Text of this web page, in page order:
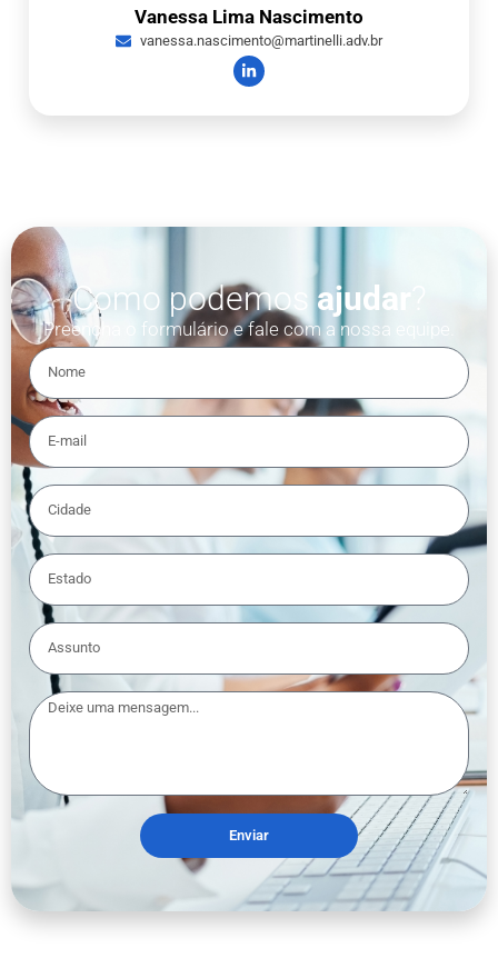
Vanessa Lima Nascimento
vanessa.nascimento@martinelli.adv.br
Como podemos ajudar
Preencha o formulário e fale com a nossa equipe.
Enviar